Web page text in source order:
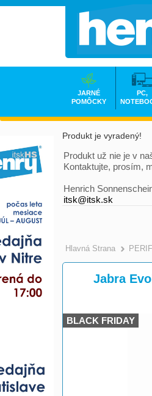
Produkt je vyradený!
Produkt už nie je v
Kontaktujte, prosím,
Henrich
itsk@itsk.sk
Hlavná Strana
Jabra
BLACK FRIDAY
JARNÉ
POMÔCKY
PC,